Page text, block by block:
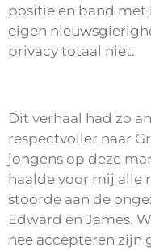
positie en band met
eigen
privacy totaal niet.
Dit verhaal had zo
respectvoller naar
jongens op deze
haalde voor mij alle
stoorde aan de
Edward en James.
nee accepteren zijn